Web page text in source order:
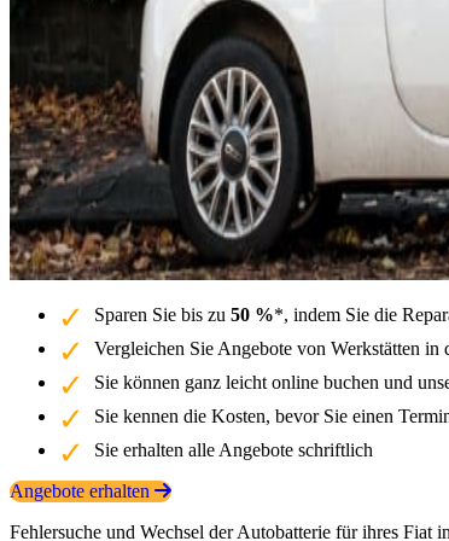
Sparen Sie bis zu 50 %*, indem Sie die
Vergleichen Sie Angebote von Werkstätten
Sie können ganz leicht online buchen und
Sie kennen die Kosten, bevor Sie einen
Sie erhalten alle Angebote schriftlich
Angebote erhalten
Fehlersuche und Wechsel der Autobatterie für ihres Fiat